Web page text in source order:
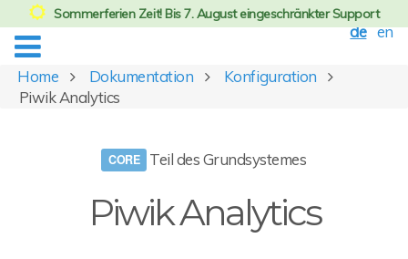
de en
Home Dokumentation
Konfiguration
Piwik Analytics
Teil des Grundsystemes
Piwik Analytics
Sommerferien Zeit! Bis 7. August eingeschränkter Support